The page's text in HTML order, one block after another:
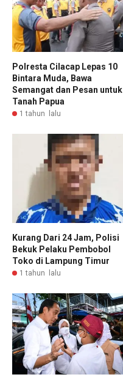
Polresta Cilacap Lepas 10
Bintara Muda, Bawa
Semangat dan Pesan untuk
Tanah Papua
1 tahun lalu
Kurang Dari 24 Jam, Polisi
Bekuk Pelaku Pembobol
Toko di Lampung Timur
1 tahun lalu